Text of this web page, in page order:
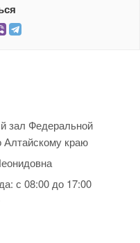
зал Федеральной
краю
с 08:00 до 17:00